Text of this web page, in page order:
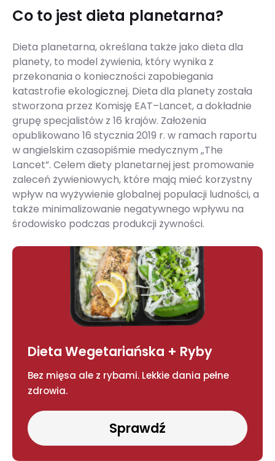
Co to jest dieta planetarna?
Dieta planetarna, określana także jako dieta dla
planety, to model żywienia, który wynika z
przekonania o konieczności zapobiegania
katastrofie ekologicznej. Dieta dla planety została
stworzona przez Komisję EAT–Lancet, a dokładnie
grupę specjalistów z 16 krajów. Założenia
opublikowano 16 stycznia 2019 r. w ramach raportu
w angielskim czasopiśmie medycznym „The
Lancet”. Celem diety planetarnej jest promowanie
zaleceń żywieniowych, które mają mieć korzystny
wpływ na wyżywienie globalnej populacji ludności, a
także minimalizowanie negatywnego wpływu na
środowisko podczas produkcji żywności.
Dieta Wegetariańska + Ryby
Bez mięsa ale z rybami. Lekkie dania pełne
zdrowia.
Sprawdź